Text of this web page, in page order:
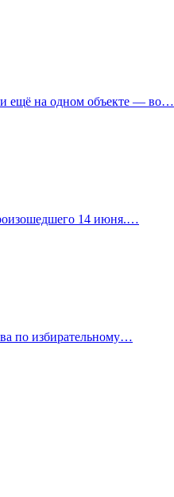
ещё на одном объекте — во…
14 июня.…
по избирательному…